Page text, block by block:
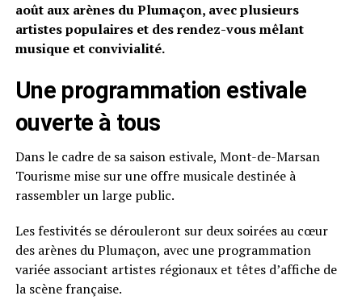
août aux arènes du Plumaçon, avec plusieurs
artistes populaires et des rendez-vous mêlant
musique et convivialité.
Une programmation estivale
ouverte à tous
Dans le cadre de sa saison estivale, Mont-de-Marsan
Tourisme mise sur une offre musicale destinée à
rassembler un large public.
Les festivités se dérouleront sur deux soirées au cœur
des arènes du Plumaçon, avec une programmation
variée associant artistes régionaux et têtes d’affiche de
la scène française.